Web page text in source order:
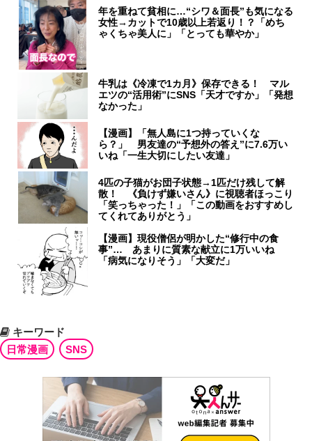
年を重ねて貧相に…“シワ＆面長”も気になる
女性→カットで10歳以上若返り！？「めち
ゃくちゃ美人に」「とっても華やか」
牛乳は《冷凍で1カ月》保存できる！ マル
エツの“活用術”にSNS「天才ですか」「発想
なかった」
【漫画】「無人島に1つ持っていくな
ら？」 男友達の“予想外の答え”に7.6万い
いね「一生大切にしたい友達」
4匹の子猫がお団子状態→1匹だけ残して解
散！ 《負けず嫌いさん》に視聴者ほっこり
「笑っちゃった！」「この動画をおすすめし
てくれてありがとう」
【漫画】現役僧侶が明かした“修行中の食
事”… あまりに質素な献立に1万いいね
「病気になりそう」「大変だ」
キーワード
日常漫画
SNS